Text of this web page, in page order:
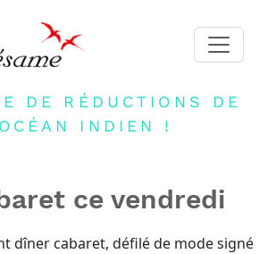
DE RÉDUCTIONS DE
INDIEN !
ce vendredi
dîner cabaret, défilé de mode signé